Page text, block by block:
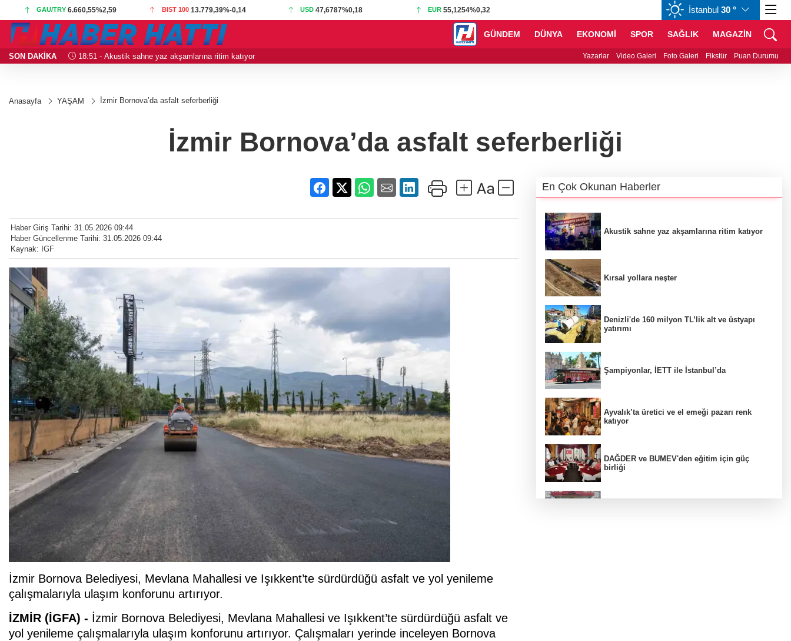
GAU/TRY 6.660,55%2,59 BIST 100 13.779,39%-0,14 USD 47,6787%0,18 EUR 55,1254%0,32 CHF 59,0083%0,82
İstanbul 30 °
GÜNDEM DÜNYA EKONOMİ SPOR SAĞLIK MAGAZİN
SON DAKİKA 18:51 - Akustik sahne yaz akşamlarına ritim katıyor Yazarlar Video Galeri Foto Galeri Fikstür Puan Durumu
Anasayfa YAŞAM İzmir Bornova’da asfalt seferberliği
İzmir Bornova’da asfalt seferberliği
Haber Giriş Tarihi: 31.05.2026 09:44
Haber Güncellenme Tarihi: 31.05.2026 09:44
Kaynak: IGF
İzmir Bornova Belediyesi, Mevlana Mahallesi ve Işıkkent’te sürdürdüğü asfalt ve yol yenileme
çalışmalarıyla ulaşım konforunu artırıyor.
İZMİR (İGFA) - İzmir Bornova Belediyesi, Mevlana Mahallesi ve Işıkkent’te sürdürdüğü asfalt ve
yol yenileme çalışmalarıyla ulaşım konforunu artırıyor. Çalışmaları yerinde inceleyen Bornova
En Çok Okunan Haberler
Akustik sahne yaz akşamlarına ritim katıyor
Kırsal yollara neşter
Denizli'de 160 milyon TL’lik alt ve üstyapı
yatırımı
Şampiyonlar, İETT ile İstanbul’da
Ayvalık’ta üretici ve el emeği pazarı renk
katıyor
DAĞDER ve BUMEV'den eğitim için güç
birliği